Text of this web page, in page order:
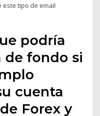
este tipo de email
podría
de fondo si
cuenta
Forex y